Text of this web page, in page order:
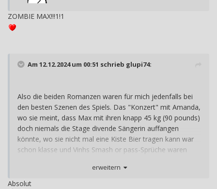
ZOMBIE MAX!!!1!1
Am 12.12.2024 um 00:51 schrieb glupi74:
Also die beiden Romanzen waren für mich jedenfalls bei
den besten Szenen des Spiels. Das "Konzert" mit Amanda,
wo sie meint, dass Max mit ihren knapp 45 kg (90 pounds)
doch niemals die Stage divende Sängerin auffangen
könnte, wo sie nicht mal eine Kiste Bier tragen kann war
schon klasse und Vinhs Smash or pass-Sprüche waren
erweitern
Absolut